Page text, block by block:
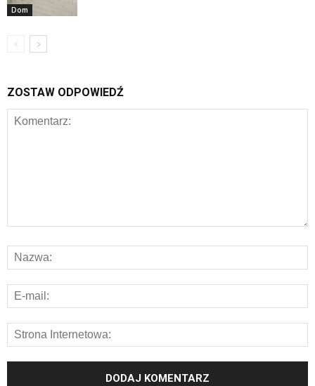
Dom
ZOSTAW ODPOWIEDŹ